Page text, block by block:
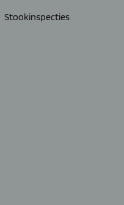
Stookinspecties